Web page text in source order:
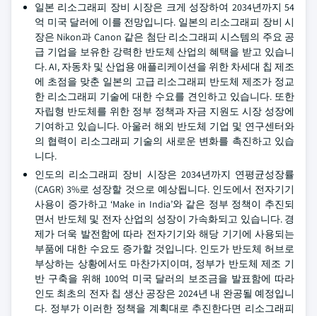
일본 리소그래피 장비 시장은 크게 성장하여 2034년까지 54
억 미국 달러에 이를 전망입니다. 일본의 리소그래피 장비 시
장은 Nikon과 Canon 같은 첨단 리소그래피 시스템의 주요 공
급 기업을 보유한 강력한 반도체 산업의 혜택을 받고 있습니
다. AI, 자동차 및 산업용 애플리케이션을 위한 차세대 칩 제조
에 초점을 맞춘 일본의 고급 리소그래피 반도체 제조가 정교
한 리소그래피 기술에 대한 수요를 견인하고 있습니다. 또한
자립형 반도체를 위한 정부 정책과 자금 지원도 시장 성장에
기여하고 있습니다. 아울러 해외 반도체 기업 및 연구센터와
의 협력이 리소그래피 기술의 새로운 변화를 촉진하고 있습
니다.
인도의 리소그래피 장비 시장은 2034년까지 연평균성장률
(CAGR) 3%로 성장할 것으로 예상됩니다. 인도에서 전자기기
사용이 증가하고 ‘Make in India’와 같은 정부 정책이 추진되
면서 반도체 및 전자 산업의 성장이 가속화되고 있습니다. 경
제가 더욱 발전함에 따라 전자기기와 해당 기기에 사용되는
부품에 대한 수요도 증가할 것입니다. 인도가 반도체 허브로
부상하는 상황에서도 마찬가지이며, 정부가 반도체 제조 기
반 구축을 위해 100억 미국 달러의 보조금을 발표함에 따라
인도 최초의 전자 칩 생산 공장은 2024년 내 완공될 예정입니
다. 정부가 이러한 정책을 계획대로 추진한다면 리소그래피